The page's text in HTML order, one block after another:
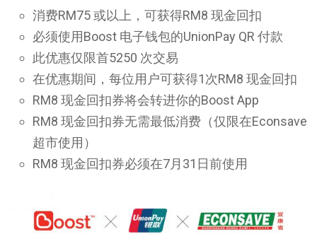
消费RM75 或以上，可获得RM8 现金回扣
必须使用Boost 电子钱包的UnionPay QR 付款
此优惠仅限首5250 次交易
在优惠期间，每位用户可获得1次RM8 现金回扣
RM8 现金回扣券将会转进你的Boost App
RM8 现金回扣券无需最低消费（仅限在Econsave
超市使用）
RM8 现金回扣券必须在7月31日前使用